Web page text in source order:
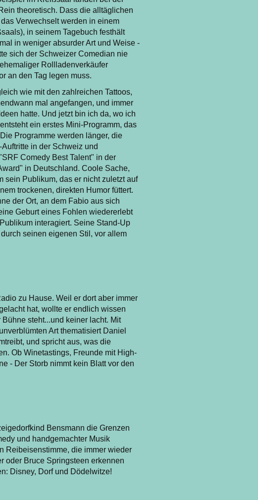
theoretisch. Dass die alltäglichen
Verwechselt werden in einem
in seinem Tagebuch festhält
in weniger absurder Art und Weise -
sich der Schweizer Comedian nie
Rollladenverkäufer
an den Tag legen muss.
wie mit den zahlreichen Tattoos,
mal angefangen, und immer
hatte. Und jetzt bin ich da, wo ich
ein erstes Mini-Programm, das
Programme werden länger, die
in der Schweiz und
Comedy Best Talent" in der
in Deutschland. Coole Sache,
sein Publikum, das er nicht zuletzt auf
trockenen, direkten Humor füttert.
der Ort, an dem Fabio aus sich
Geburt eines Fohlen wiedererlebt
interagiert. Seine Stand-Up
seinen eigenen Stil, vor allem
zu Hause. Weil er dort aber immer
hat, wollte er endlich wissen
steht...und keiner lacht. Mit
Art thematisiert Daniel
und spricht aus, was die
Ob Winetastings, Freunde mit High-
- Der Storb nimmt kein Blatt vor den
Bensmann die Grenzen
und handgemachter Musik
Reibeisenstimme, die immer wieder
oder Bruce Springsteen erkennen
Disney, Dorf und Dödelwitze!